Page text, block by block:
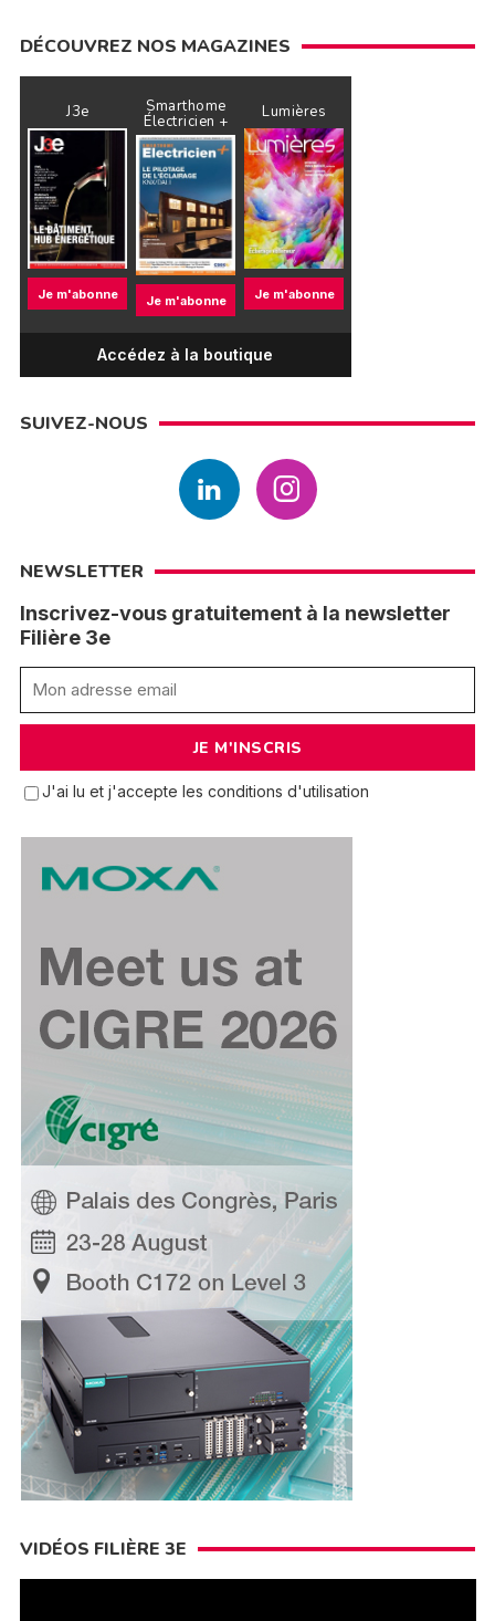
DÉCOUVREZ NOS MAGAZINES
J3e
Je m'abonne
Smarthome
Électricien +
Je m'abonne
Lumières
Je m'abonne
Accédez à la boutique
SUIVEZ-NOUS
NEWSLETTER
Inscrivez-vous gratuitement à la newsletter
Filière 3e
J'ai lu et j'accepte les conditions d'utilisation
VIDÉOS FILIÈRE 3E